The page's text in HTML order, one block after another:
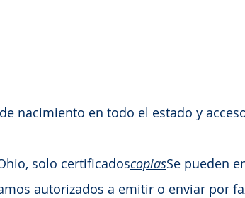
nacimiento en todo el estado y
solo certificadoscopiasSe pueden
autorizados a emitir o enviar por